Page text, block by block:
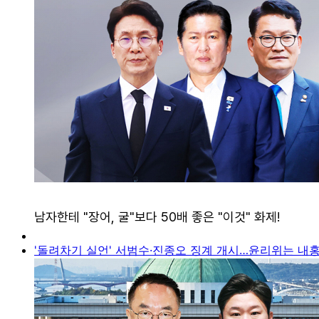
'돌려차기 실언' 서범수·진종오 징계 개시…윤리위는 내